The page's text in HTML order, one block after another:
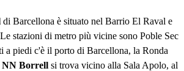
di Barcellona è situato nel Barrio El Raval e
stazioni di metro più vicine sono Poble Sec
a piedi c'è il porto di Barcellona, la Ronda
NN Borrell si trova vicino alla Sala Apolo, al